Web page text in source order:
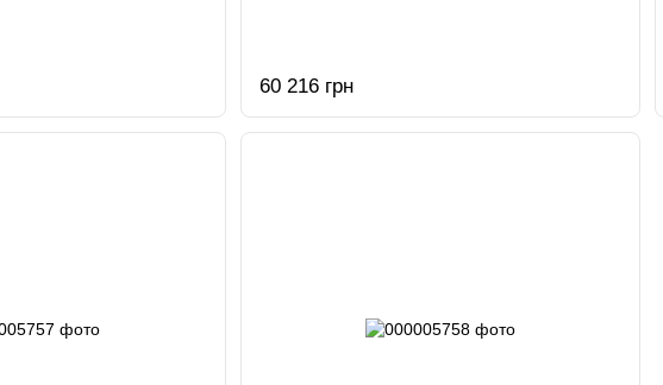
60 216 грн